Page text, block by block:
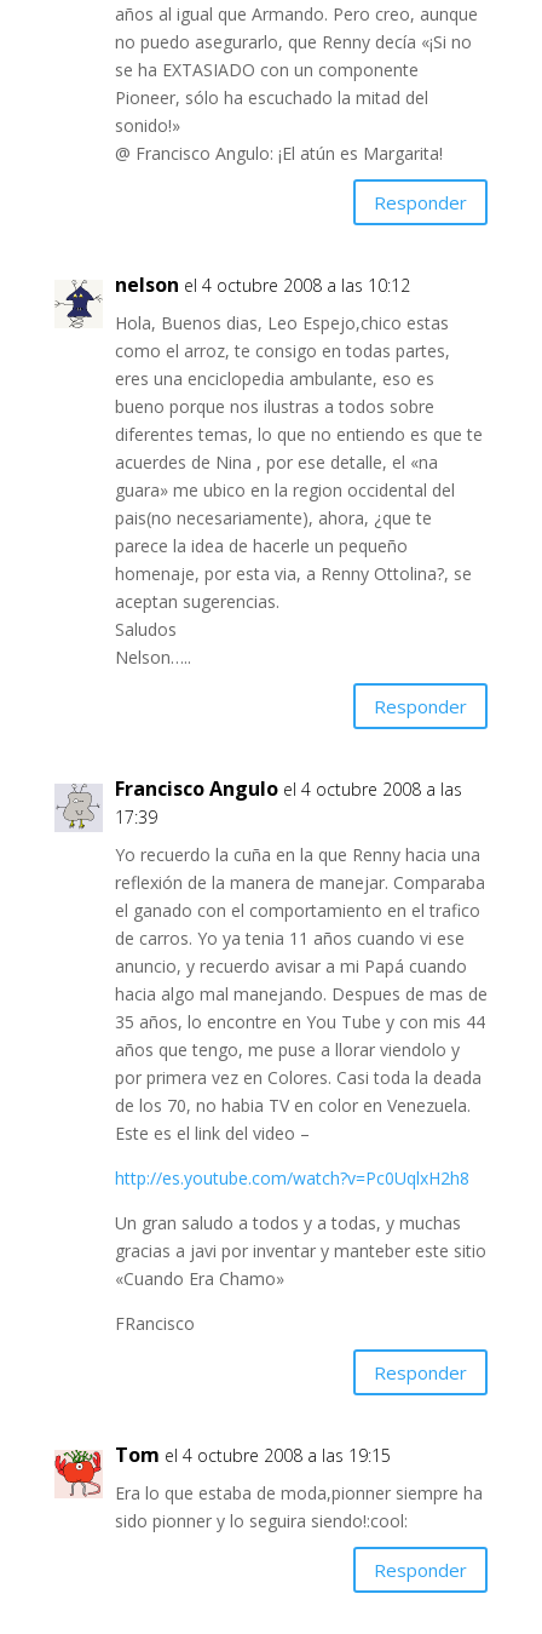
años al igual que Armando. Pero creo, aunque
no puedo asegurarlo, que Renny decía «¡Si no
se ha EXTASIADO con un componente
Pioneer, sólo ha escuchado la mitad del
sonido!»
@ Francisco Angulo: ¡El atún es Margarita!
Responder
nelson el 4 octubre 2008 a las 10:12
Hola, Buenos dias, Leo Espejo,chico estas
como el arroz, te consigo en todas partes,
eres una enciclopedia ambulante, eso es
bueno porque nos ilustras a todos sobre
diferentes temas, lo que no entiendo es que te
acuerdes de Nina , por ese detalle, el «na
guara» me ubico en la region occidental del
pais(no necesariamente), ahora, ¿que te
parece la idea de hacerle un pequeño
homenaje, por esta via, a Renny Ottolina?, se
aceptan sugerencias.
Saludos
Nelson…..
Responder
Francisco Angulo el 4 octubre 2008 a las
17:39
Yo recuerdo la cuña en la que Renny hacia una
reflexión de la manera de manejar. Comparaba
el ganado con el comportamiento en el trafico
de carros. Yo ya tenia 11 años cuando vi ese
anuncio, y recuerdo avisar a mi Papá cuando
hacia algo mal manejando. Despues de mas de
35 años, lo encontre en You Tube y con mis 44
años que tengo, me puse a llorar viendolo y
por primera vez en Colores. Casi toda la deada
de los 70, no habia TV en color en Venezuela.
Este es el link del video –
http://es.youtube.com/watch?v=Pc0UqlxH2h8
Un gran saludo a todos y a todas, y muchas
gracias a javi por inventar y manteber este sitio
«Cuando Era Chamo»
FRancisco
Responder
Tom el 4 octubre 2008 a las 19:15
Era lo que estaba de moda,pionner siempre ha
sido pionner y lo seguira siendo!:cool:
Responder